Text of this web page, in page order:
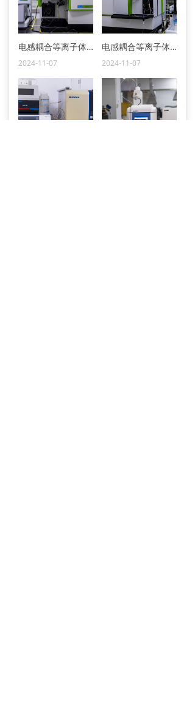
电感耦合等离子体发射光谱仪
2024-11-07
电感耦合等离子体质谱仪
2024-11-07